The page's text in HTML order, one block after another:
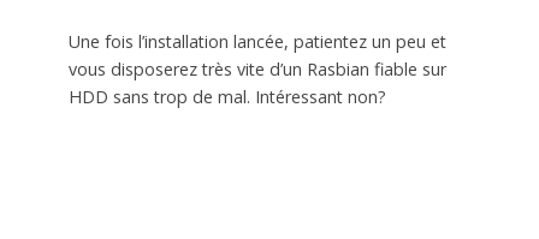
Une fois l’installation lancée, patientez un peu et
vous disposerez très vite d’un Rasbian fiable sur
HDD sans trop de mal. Intéressant non?